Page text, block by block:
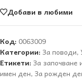
Добави в любими
Код: 0063009
Категории: За поводи,
Етикети: За започване
имен ден, За рожден